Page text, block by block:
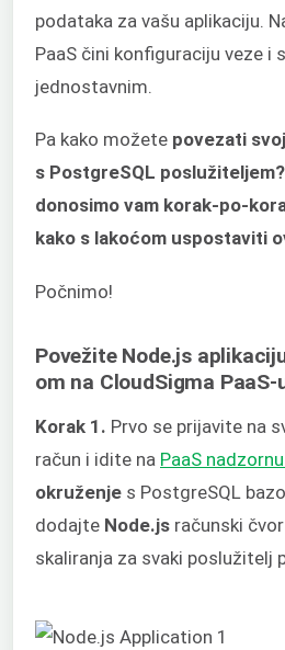
podataka za vašu aplikaciju.
PaaS čini konfiguraciju veze i
jednostavnim.
Pa kako možete povezati
s PostgreSQL
donosimo vam korak-po-
kako s lakoćom uspostaviti
Počnimo!
Povežite Node.js
om na CloudSigma PaaS-
Korak 1. Prvo se prijavite na
račun i idite na PaaS
okruženje s PostgreSQL
dodajte Node.js računski
skaliranja za svaki poslužitelj